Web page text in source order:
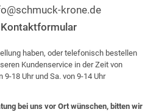
krone.de
haben, oder telefonisch bestellen
Kundenservice in der Zeit von
9-18 Uhr und Sa. von 9-14 Uhr
bei uns vor Ort wünschen, bitten wir